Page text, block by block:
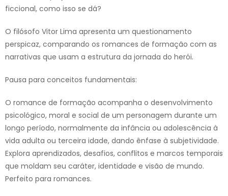
ficcional, como isso se dá?
O filósofo Vitor Lima apresenta um questionamento
perspicaz, comparando os romances de formação com as
narrativas que usam a estrutura da jornada do herói.
Pausa para conceitos fundamentais:
O romance de formação acompanha o desenvolvimento
psicológico, moral e social de um personagem durante um
longo período, normalmente da infância ou adolescência à
vida adulta ou terceira idade, dando ênfase à subjetividade.
Explora aprendizados, desafios, conflitos e marcos temporais
que moldam seu caráter, identidade e visão de mundo.
Perfeito para romances.